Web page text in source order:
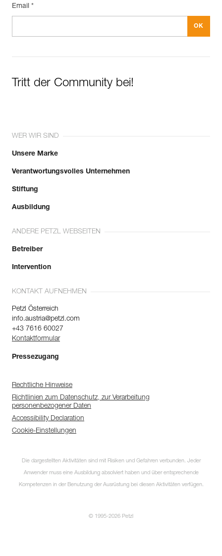
Email *
Tritt der Community bei!
WER WIR SIND
Unsere Marke
Verantwortungsvolles Unternehmen
Stiftung
Ausbildung
ANDERE PETZL WEBSEITEN
Betreiber
Intervention
KONTAKT AUFNEHMEN
Petzl Österreich
info.austria@petzl.com
+43 7616 60027
Kontaktformular
Pressezugang
Rechtliche Hinweise
Richtlinien zum Datenschutz, zur Verarbeitung
personenbezogener Daten
Accessibility Declaration
Cookie-Einstellungen
Die dargestellten Aktivitäten sind mit Risiken und Gefahren verbunden. Jeder
Anwender muss eine Ausbildung absolviert haben und über entsprechende
Kompetenzen in der Benutzung der Ausrüstung bei diesen Aktivitäten verfügen.
© 1995-2026 Petzl